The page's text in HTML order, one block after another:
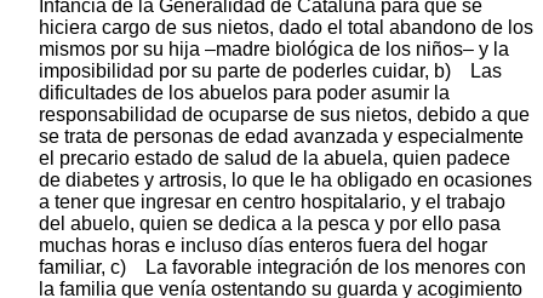
Infancia de la Generalidad de Cataluña para que se
hiciera cargo de sus nietos, dado el total abandono de los
mismos por su hija –madre biológica de los niños– y la
imposibilidad por su parte de poderles cuidar, b) Las
dificultades de los abuelos para poder asumir la
responsabilidad de ocuparse de sus nietos, debido a que
se trata de personas de edad avanzada y especialmente
el precario estado de salud de la abuela, quien padece
de diabetes y artrosis, lo que le ha obligado en ocasiones
a tener que ingresar en centro hospitalario, y el trabajo
del abuelo, quien se dedica a la pesca y por ello pasa
muchas horas e incluso días enteros fuera del hogar
familiar, c) La favorable integración de los menores con
la familia que venía ostentando su guarda y acogimiento